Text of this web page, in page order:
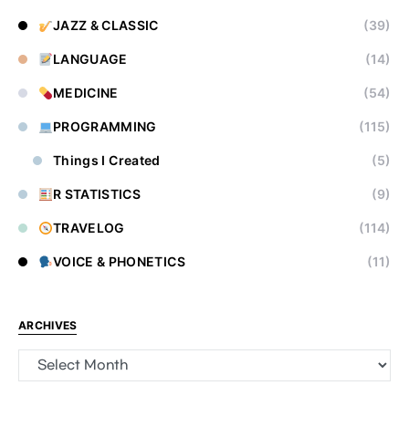
JAZZ & CLASSIC (39)
LANGUAGE (14)
MEDICINE (54)
PROGRAMMING (115)
Things I Created (5)
R STATISTICS (9)
TRAVELOG (114)
VOICE & PHONETICS (11)
ARCHIVES
Archives